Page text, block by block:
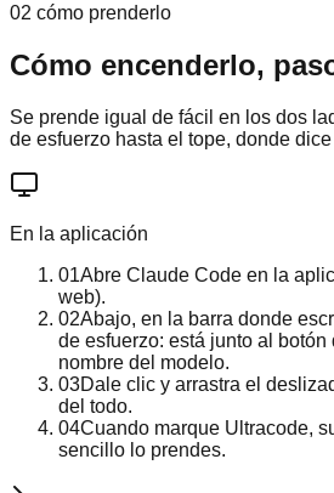
02 cómo prenderlo
Cómo encenderlo,
Se prende igual de fácil en los dos
de esfuerzo hasta el tope, donde dice
En la aplicación
01Abre Claude Code en la
web).
02Abajo, en la barra donde
de esfuerzo: está junto al botón
nombre del modelo.
03Dale clic y arrastra el
del todo.
04Cuando marque Ultracode,
sencillo lo prendes.